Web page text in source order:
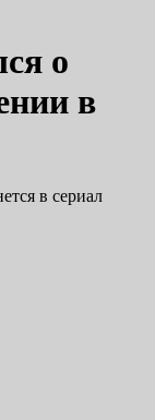
о
в
в сериал